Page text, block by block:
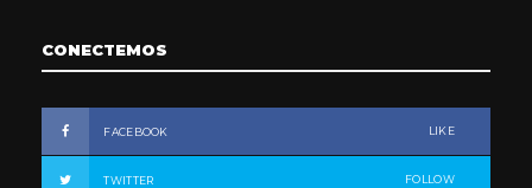
CONECTEMOS
FACEBOOK LIKE
TWITTER FOLLOW